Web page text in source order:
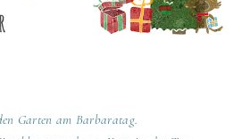
Garten am Barbaratag.